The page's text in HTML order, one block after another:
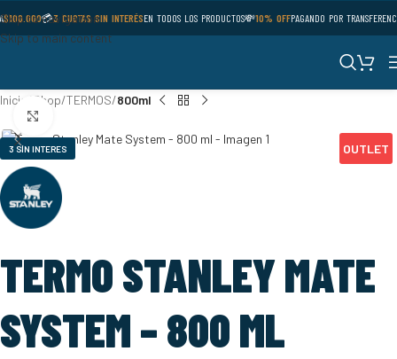
Skip to navigation
Skip to main content
$100.000💳3 CUOTAS SIN INTERÉSEN TODOS LOS PRODUCTOS💸10% OFFPAGANDO POR
Inicio Shop TERMOS 800ml
3 SÍN INTERES OUTLET
TERMO STANLEY MATE
SYSTEM – 800 ML